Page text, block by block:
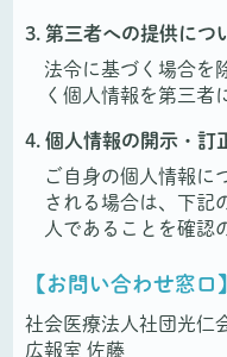
3. 第三者への提供につ
法令に基づく場合を
く個人情報を第三者
4. 個人情報の開示・訂
ご自身の個人情報に
される場合は、下記
人であることを確認
【お問い合わせ窓口
社会医療法人社団光仁
広報室 佐藤